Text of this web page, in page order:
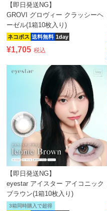
【即日発送NG】
GROVI グロヴィー クラッシーヘ
ーゼル(1箱10枚入り)
ネコポス 送料無料 1day
¥1,705 税込
【即日発送NG】
eyestar アイスター アイコニック
ブラウン(1箱10枚入り)
3箱同時購入で超得